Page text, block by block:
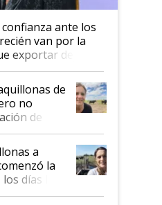
ante los
van por la
exportar dejó de
"Tenemos un
del gobierno
de
no
de
a
la
días le